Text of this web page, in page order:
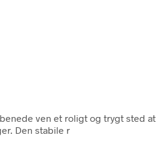
ven et roligt og trygt sted at
Den stabile r